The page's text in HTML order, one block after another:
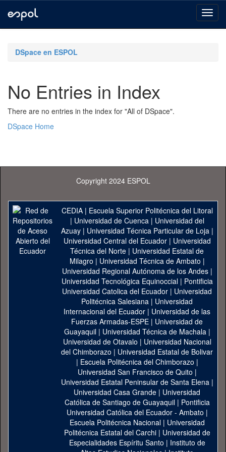
navigationDSpace en ESPOL
No Entries in Index
There are no entries in the index for "All of DSpace".
DSpace Home
Copyright 2024 ESPOL
CEDIA| Escuela Superior Politécnica del Litoral
| Universidad de Cuenca| Universidad del
Azuay| Universidad Técnica Particular de Loja|
Universidad Central del Ecuador| Universidad
Técnica del Norte | Universidad Estatal de
Milagro | Universidad Técnica de Ambato |
Universidad Regional Autónoma de los Andes|
Universidad Tecnológica Equinoccial| Pontificia
Universidad Catolica del Ecuador | Universidad
Politécnica Salesiana | Universidad
Internacional del Ecuador | Universidad de las
Fuerzas Armadas-ESPE | Universidad de
Guayaquil| Universidad Técnica de Machala|
Universidad de Otavalo | Universidad Nacional
del Chimborazo | Universidad Estatal de Bolivar
| Escuela Politécnica del Chimborazo |
Universidad San Francisco de Quito |
Universidad Estatal Peninsular de Santa Elena|
Universidad Casa Grande | Universidad
Católica de Santiago de Guayaquil| Pontificia
Universidad Católica del Ecuador - Ambato |
Escuela Politécnica Nacional| Universidad
Politécnica Estatal del Carchi| Universidad de
Especialidades Espíritu Santo | Instituto de